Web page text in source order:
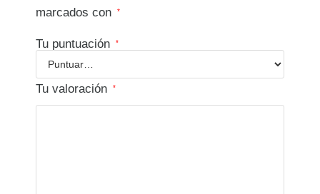
marcados con
*
Tu puntuación *
Tu valoración *